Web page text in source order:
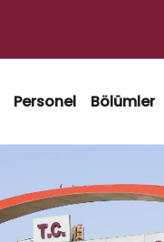
Personel Bölümler